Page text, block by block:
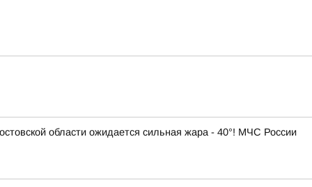
области ожидается сильная жара - 40°! МЧС России